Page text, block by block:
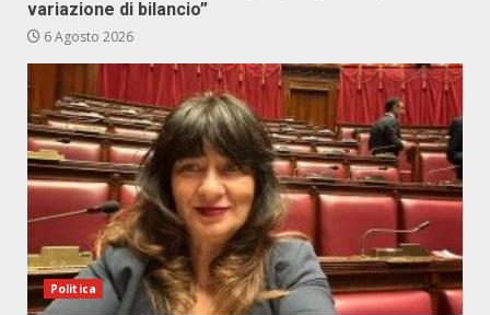
variazione di bilancio”
6 Agosto 2026
Politica